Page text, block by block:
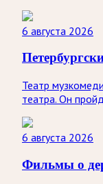
6 августа 2026
Театр
театра. Он
6 августа 2026
Фильмы о